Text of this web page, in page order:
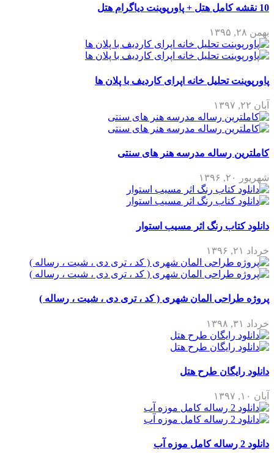
10 نقشه کامل هتل + پاورپوینت دیاگرام هتل
بهمن ۲۸, ۱۳۹۵
پاورپوینت تحلیل خانه اپرای کاردیف با پلان ها
آبان ۲۲, ۱۳۹۷
کاملترین رساله مدرسه هنر های سنتی
شهریور ۲۰, ۱۳۹۶
دانلود کتاب رنگ اثر مسیب استوار
خرداد ۲۱, ۱۳۹۶
پروژه طراحی المان شهری ( کد ، تری دی ، شیت ، رساله )
خرداد ۳۱, ۱۳۹۸
دانلود رایگان طرح هتل
آبان ۱۰, ۱۳۹۷
دانلود 2 رساله کامل موزه آب